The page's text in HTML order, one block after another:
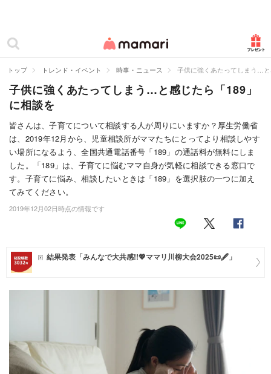
ママリ
カテゴリー一覧
妊娠
出産
赤ちゃん・育児
子育て・家族
病院
美容・ファッション
住まい
マネー
トップ トレンド・イベント 時事・ニュース 子供に強くあたってしまう…
子供に強くあたってしまう…と感じたら「189」
に相談を
皆さんは、子育てについて相談する人が周りにいますか？厚生労働省
は、2019年12月から、児童相談所がママたちにとってより相談しやす
い場所になるよう、全国共通電話番号「189」の通話料が無料にしま
した。「189」は、子育てに悩むママ自身が気軽に相談できる窓口で
す。子育てに悩み、相談したいときは「189」を選択肢の一つに加え
てみてください。
2019年12月02日時点の情報です
結果発表「みんなで大共感!!💖ママリ川柳大会2025📜🖋️」